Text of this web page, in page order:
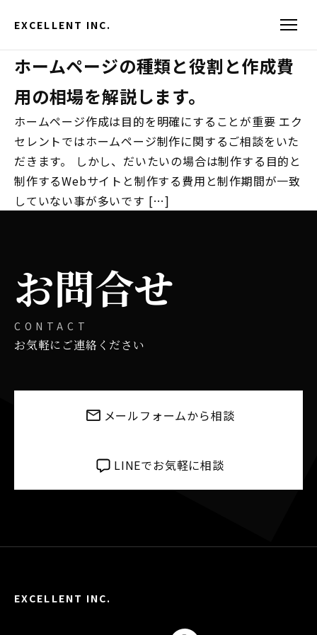
EXCELLENT INC.
ホームページの種類と役割と作成費
用の相場を解説します。
ホームページ作成は目的を明確にすることが重要 エク
セレントではホームページ制作に関するご相談をいた
だきます。 しかし、だいたいの場合は制作する目的と
制作するWebサイトと制作する費用と制作期間が一致
していない事が多いです […]
お問合せ
CONTACT
お気軽にご連絡ください
メールフォームから相談
LINEでお気軽に相談
EXCELLENT INC.